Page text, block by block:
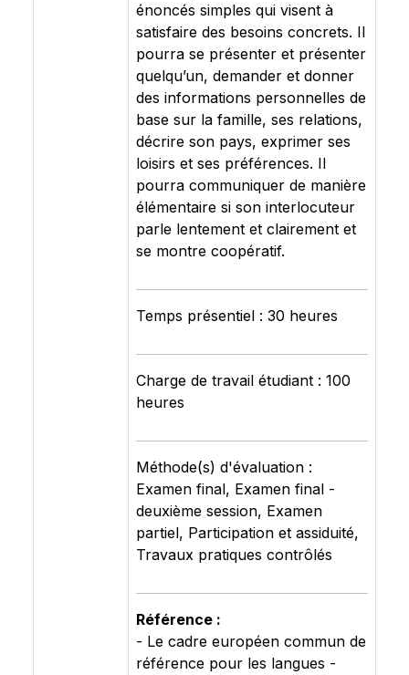
énoncés simples qui visent à
satisfaire des besoins concrets. Il
pourra se présenter et présenter
quelqu’un, demander et donner
des informations personnelles de
base sur la famille, ses relations,
décrire son pays, exprimer ses
loisirs et ses préférences. Il
pourra communiquer de manière
élémentaire si son interlocuteur
parle lentement et clairement et
se montre coopératif.
Temps présentiel : 30 heures
Charge de travail étudiant : 100
heures
Méthode(s) d'évaluation :
Examen final, Examen final -
deuxième session, Examen
partiel, Participation et assiduité,
Travaux pratiques contrôlés
Référence :
- Le cadre européen commun de
référence pour les langues -